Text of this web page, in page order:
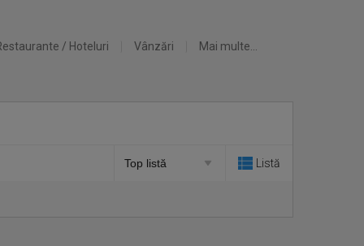
/ Hoteluri Vânzări Mai multe...
Listă